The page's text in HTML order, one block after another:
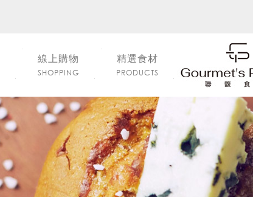
線上購物
SHOPPING
精選食材
PRODUCTS